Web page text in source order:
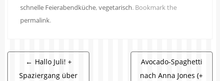
schnelle Feierabendküche, vegetarisch. Bookmark the
permalink.
Beitragsnavigation
← Hallo Juli! +
Spaziergang über
Avocado-Spaghetti
nach Anna Jones (+